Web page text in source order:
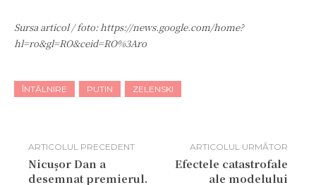
Sursa articol / foto: https://news.google.com/home?
hl=ro&gl=RO&ceid=RO%3Aro
ÎNTÂLNIRE PUTIN ZELENSKI
ARTICOLUL PRECEDENT
Nicușor Dan a
desemnat premierul.
ARTICOLUL URMĂTOR
Efectele catastrofale
ale modelului